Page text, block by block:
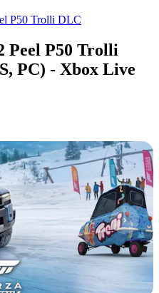
P50 Trolli DLC
Peel P50 Trolli
PC) - Xbox Live